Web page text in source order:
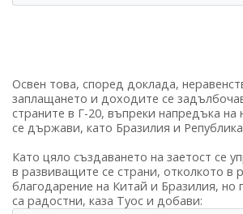
Освен това, според доклада,
заплащането и доходите се
страните в Г-20, въпреки напредъка
се държави, като Бразилия и
Като цяло създаването на заетост се
в развиващите се страни, отколкото в
благодарение на Китай и Бразилия, но
са радостни, каза Туос и добави: